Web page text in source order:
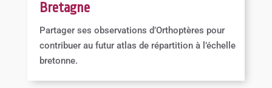
Bretagne
Partager ses observations d’Orthoptères pour
contribuer au futur atlas de répartition à l’échelle
bretonne.